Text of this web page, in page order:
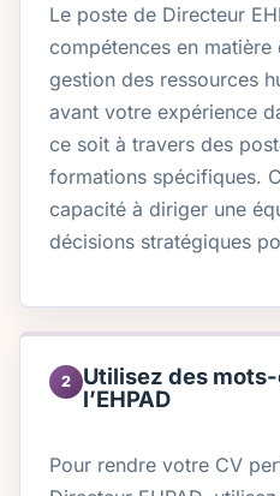
Le poste de Directeur
compétences en
gestion des ressources
avant votre expérience
ce soit à travers des
formations spécifiques.
capacité à diriger une
décisions stratégiques
2
Utilisez des
l’EHPAD
Pour rendre votre CV